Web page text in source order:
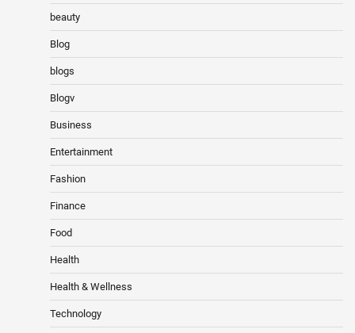
beauty
Blog
blogs
Blogv
Business
Entertainment
Fashion
Finance
Food
Health
Health & Wellness
Technology